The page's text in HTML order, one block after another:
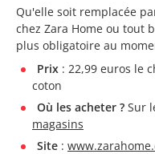
Qu'elle soit remplacée
chez Zara Home ou tout
plus obligatoire au
Prix : 22,99 euros le
coton
Où les acheter ? Sur
magasins
Site :